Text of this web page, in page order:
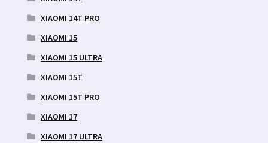
XIAOMI 14T PRO
XIAOMI 15
XIAOMI 15 ULTRA
XIAOMI 15T
XIAOMI 15T PRO
XIAOMI 17
XIAOMI 17 ULTRA